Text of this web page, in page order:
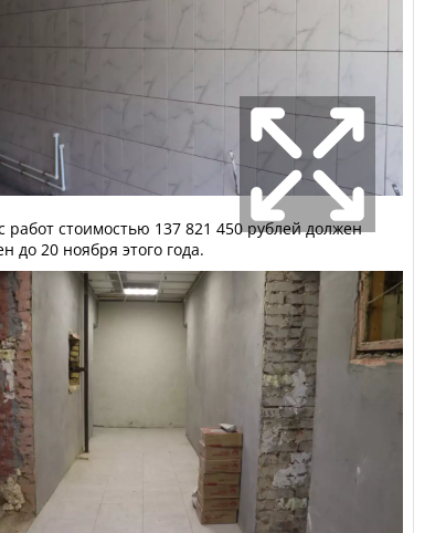
работ стоимостью 137 821 450 рублей должен
до 20 ноября этого года.